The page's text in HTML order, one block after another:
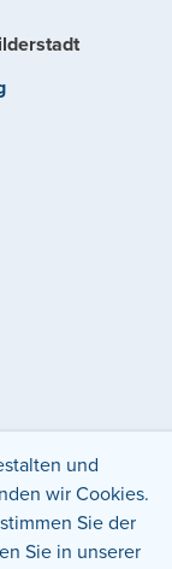
und
wir Cookies.
Sie der
Sie in unserer